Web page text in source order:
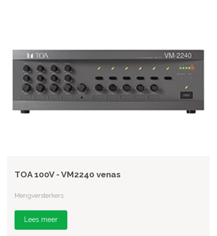
TOA 100V - VM2240 venas
Mengversterkers
Lees meer